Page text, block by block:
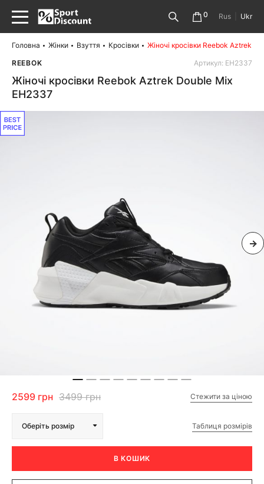
0 Rus Ukr
Головна Жінки Взуття Кросівки
Жіночі кросівки Reebok Aztrek
REEBOK
Артикул: EH2337
Жіночі кросівки Reebok Aztrek Double Mix
EH2337
2599 грн 3499 грн Стежити за ціною
Оберіть розмір Таблиця розмірів
В КОШИК